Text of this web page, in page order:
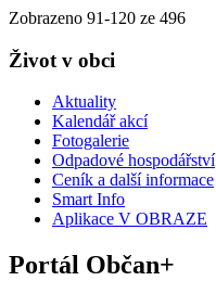
Zobrazeno 91-120 ze 496
Život v obci
Aktuality
Kalendář akcí
Fotogalerie
Odpadové hospodářství
Ceník a další informace
Smart Info
Aplikace V OBRAZE
Portál Občan+